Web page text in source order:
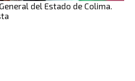
del Estado de Colima.